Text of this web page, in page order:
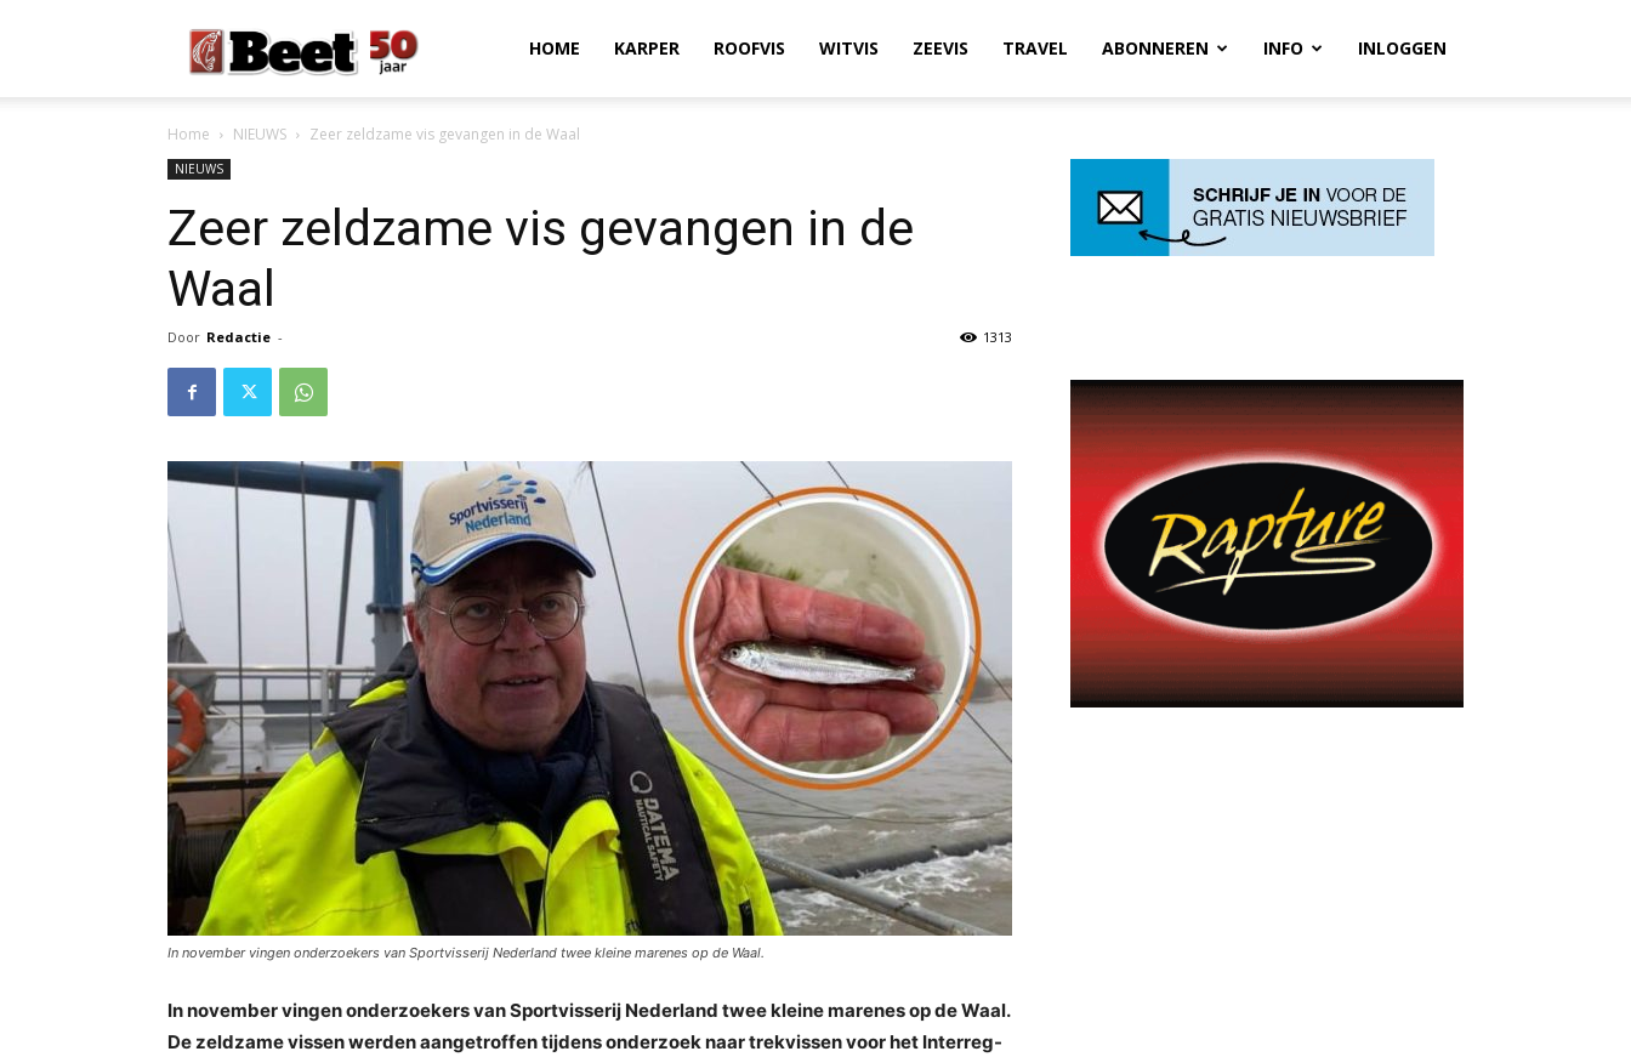
Magazine
HOME KARPER ROOFVIS WITVIS ZEEVIS TRAVEL ABONNEREN INFO INLOGGEN
Home NIEUWS Zeer zeldzame vis gevangen in de Waal
NIEUWS
Zeer zeldzame vis gevangen in de
Waal
Door Redactie - 1313
In november vingen onderzoekers van Sportvisserij Nederland twee kleine marenes op de Waal.
In november vingen onderzoekers van Sportvisserij Nederland twee kleine marenes op de Waal.
De zeldzame vissen werden aangetroffen tijdens onderzoek naar trekvissen voor het Interreg-